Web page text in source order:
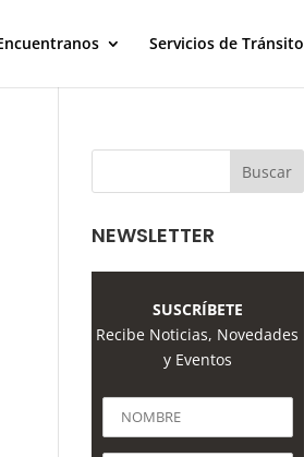
Servicios de Tránsito
NEWSLETTER
SUSCRÍBETE
Recibe Noticias, Novedades
y Eventos